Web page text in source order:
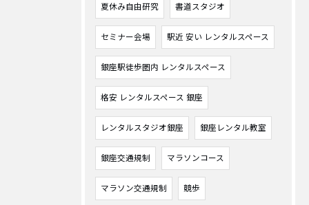
夏休み自由研究 書道スタジオ
セミナー会場 駅近 安い レンタルスペース
銀座駅徒歩圏内 レンタルスペース
格安 レンタルスペース 銀座
レンタルスタジオ銀座 銀座レンタル教室
銀座交通規制 マラソンコース
マラソン交通規制 競歩